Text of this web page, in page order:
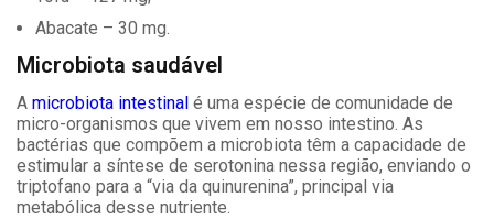
Abacate – 30 mg.
Microbiota saudável
A microbiota intestinal é uma espécie de comunidade de
micro-organismos que vivem em nosso intestino. As
bactérias que compõem a microbiota têm a capacidade de
estimular a síntese de serotonina nessa região, enviando o
triptofano para a “via da quinurenina”, principal via
metabólica desse nutriente.